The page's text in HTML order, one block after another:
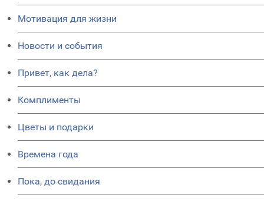
Мотивация для жизни
Новости и события
Привет, как дела?
Комплименты
Цветы и подарки
Времена года
Пока, до свидания